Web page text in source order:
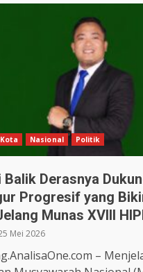
Kota Nasional Politik
Balik Derasnya
Progresif yang
Munas XVIII
Mei 2026
–